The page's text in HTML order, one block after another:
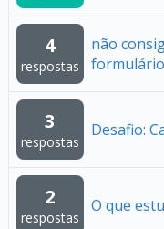
4
respostas
não
formulário
3
respostas
Desafio:
2
respostas
O que